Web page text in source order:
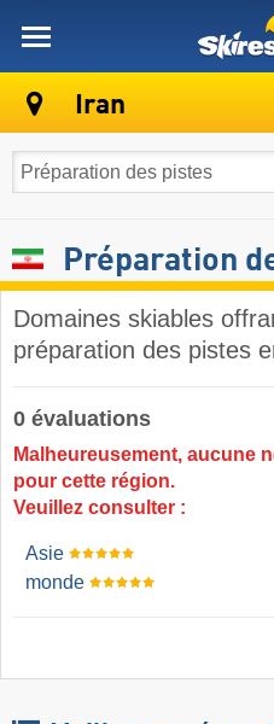
Iran
Préparation
Domaines skiables
préparation des pistes
0 évaluations
Malheureusement, aucune
pour cette région.
Veuillez consulter :
Asie
monde